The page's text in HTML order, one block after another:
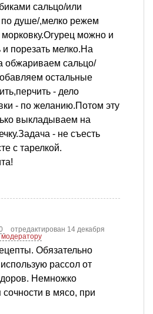
сальцо/или
по душе/,мелко режем
морковку.Огурец можно и
и порезать мелко.На
обжариваем сальцо/
остальные
- дело
- по желанию.Потом эту
выкладываем на
- не съесть
с тарелкой.
отредактирован 14 декабря
Обязательно
рассол от
Немножко
в мясо, при